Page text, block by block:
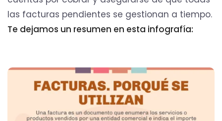
las facturas pendientes se gestionan a tiempo.
Te dejamos un resumen en esta infografía: